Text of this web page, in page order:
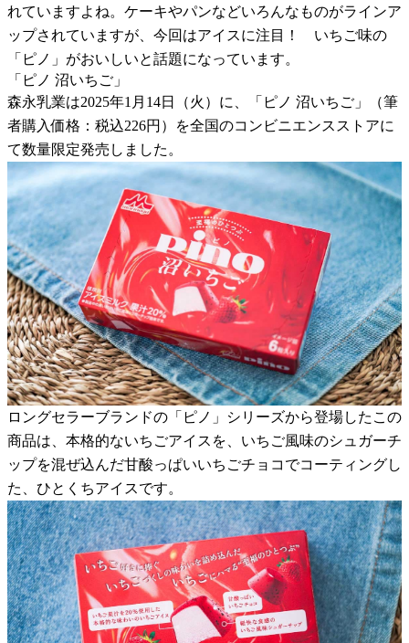
れていますよね。ケーキやパンなどいろんなものがラインア
ップされていますが、今回はアイスに注目！ いちご味の
「ピノ」がおいしいと話題になっています。
「ピノ 沼いちご」
森永乳業は2025年1月14日（火）に、「ピノ 沼いちご」（筆
者購入価格：税込226円）を全国のコンビニエンスストアに
て数量限定発売しました。
ロングセラーブランドの「ピノ」シリーズから登場したこの
商品は、本格的ないちごアイスを、いちご風味のシュガーチ
ップを混ぜ込んだ甘酸っぱいいちごチョコでコーティングし
た、ひとくちアイスです。